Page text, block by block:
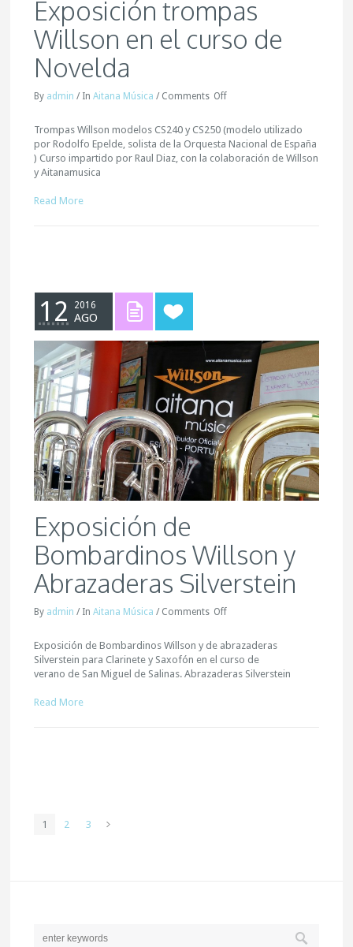
Exposición trompas
Willson en el curso de
Novelda
By admin / InAitana Música / Comments Off
Trompas Willson modelos CS240 y CS250 (modelo utilizado
por Rodolfo Epelde, solista de la Orquesta Nacional de España
) Curso impartido por Raul Diaz, con la colaboración de Willson
y Aitanamusica
Read More
12 2016
AGO
Exposición de
Bombardinos Willson y
Abrazaderas Silverstein
By admin / InAitana Música / Comments Off
Exposición de Bombardinos Willson y de abrazaderas
Silverstein para Clarinete y Saxofón en el curso de
verano de San Miguel de Salinas. Abrazaderas Silverstein
Read More
1 2 3